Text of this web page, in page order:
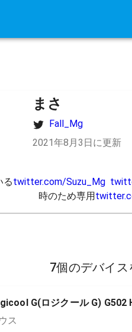
まさ
Fall_Mg
2021年8月3日に更新
るtwitter.com/Suzu_Mg
時のため専用
7個のデバイ
G(ロジクール G) G502
ス